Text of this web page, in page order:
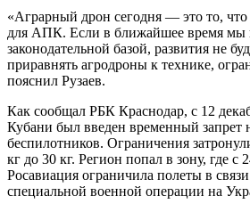
«Аграрный дрон сегодня — это то, что
для АПК. Если в ближайшее время мы
законодательной базой, развития не
приравнять агродроны к технике,
пояснил Рузаев.
Как сообщал РБК Краснодар, с 12
Кубани был введен временный запрет
беспилотников. Ограничения
кг до 30 кг. Регион попал в зону, где с
Росавиация ограничила полеты в
специальной военной операции на